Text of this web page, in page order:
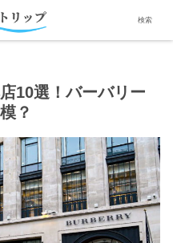
10選！バーバリー
？
検索